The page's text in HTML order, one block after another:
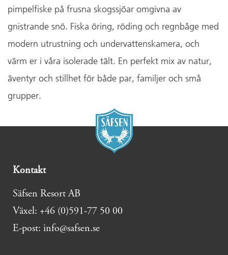
pimpelfiske på frusna skogssjöar omgivna av
gnistrande snö. Fiska öring, röding och regnbåge med
modern utrustning och undervattenskamera, och
värm er i våra isolerade tält. En perfekt mix av natur,
äventyr och stillhet för både par, familjer och små
grupper.
Kontakt
Säfsen Resort AB
Växel: +46 (0)591-77 50 00
E-post: info@safsen.se